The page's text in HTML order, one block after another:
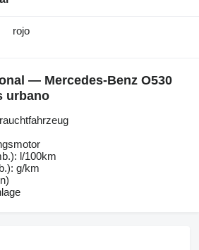
rojo
— Mercedes-Benz O530
urbano
l/100km
g/km